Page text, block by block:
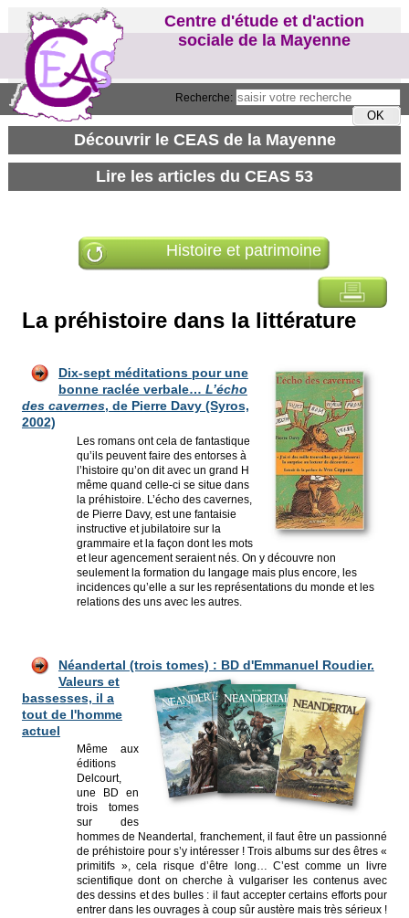
Recherche:
Centre d'étude et d'action
sociale de la Mayenne
Histoire et patrimoine
La préhistoire dans la littérature
Dix-sept méditations pour une
bonne raclée verbale… L’écho
des cavernes, de Pierre Davy (Syros,
2002)
Les romans ont cela de fantastique
qu’ils peuvent faire des entorses à
l’histoire qu’on dit avec un grand H
même quand celle-ci se situe dans
la préhistoire. L’écho des cavernes,
de Pierre Davy, est une fantaisie
instructive et jubilatoire sur la
grammaire et la façon dont les mots
et leur agencement seraient nés. On y découvre non
seulement la formation du langage mais plus encore, les
incidences qu’elle a sur les représentations du monde et les
relations des uns avec les autres.
Néandertal (trois tomes) : BD d'Emmanuel Roudier.
Valeurs et
bassesses, il a
tout de l'homme
actuel
Même aux
éditions
Delcourt,
une BD en
trois tomes
sur des
hommes de Neandertal, franchement, il faut être un passionné
de préhistoire pour s’y intéresser ! Trois albums sur des êtres «
primitifs », cela risque d’être long… C’est comme un livre
scientifique dont on cherche à vulgariser les contenus avec
des dessins et des bulles : il faut accepter certains efforts pour
entrer dans les ouvrages à coup sûr austère mais très sérieux !